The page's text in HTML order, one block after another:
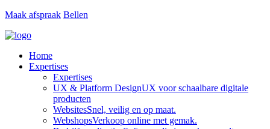
Maak afspraak Bellen
Home
Expertises
Expertises
UX & Platform DesignUX voor schaalbare digitale
producten
WebsitesSnel, veilig en op maat.
WebshopsVerkoop online met gemak.